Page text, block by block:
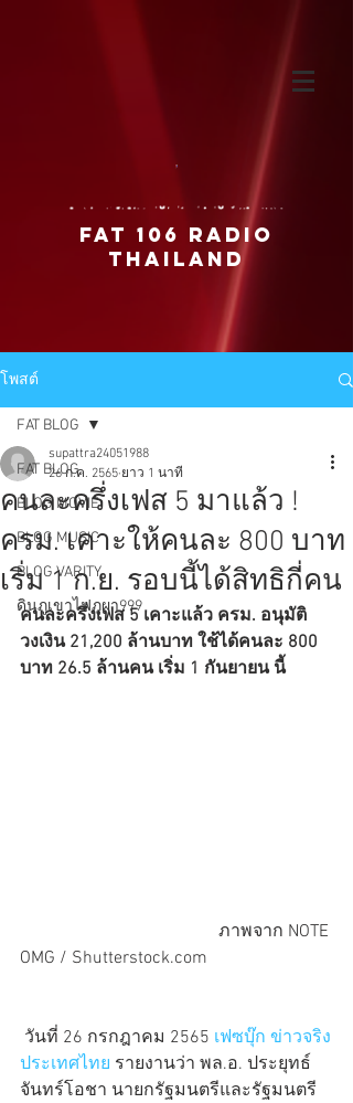
FAT 106 RADIO
THAILAND
โพสต์
FAT BLOG
BLOG MOVIE
BLOG MUSIC
BLOG VARITY
ดินภูเขาไฟภูผา999
FAT BLOG
คนละครึ่งเฟส 5 มาแล้ว !
ครม. เคาะให้คนละ 800 บาท
เริ่ม 1 ก.ย. รอบนี้ได้สิทธิกี่คน
supattra24051988
26 ก.ค. 2565 ยาว 1 นาที
คนละครึ่งเฟส 5 เคาะแล้ว ครม. อนุมัติ
วงเงิน 21,200 ล้านบาท ใช้ได้คนละ 800
บาท 26.5 ล้านคน เริ่ม 1 กันยายน นี้
OMG / Shutterstock.com
วันที่ 26 กรกฎาคม 2565 เฟซบุ๊ก ข่าวจริง
ประเทศไทย รายงานว่า พล.อ. ประยุทธ์
จันทร์โอชา นายกรัฐมนตรีและรัฐมนตรี